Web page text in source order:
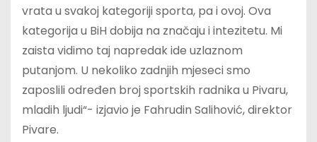
vrata u svakoj kategoriji sporta, pa i ovoj. Ova
kategorija u BiH dobija na značaju i intezitetu. Mi
zaista vidimo taj napredak ide uzlaznom
putanjom. U nekoliko zadnjih mjeseci smo
zaposlili određen broj sportskih radnika u Pivaru,
mladih ljudi“- izjavio je Fahrudin Salihović, direktor
Pivare.